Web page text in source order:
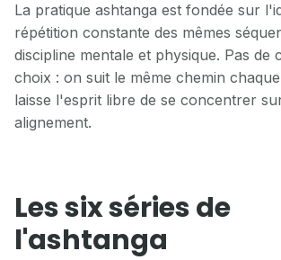
La pratique ashtanga est fondée sur
répétition constante des mêmes
discipline mentale et physique. Pas de
choix : on suit le même chemin
laisse l'esprit libre de se concentrer
alignement.
Les six séries de
l'ashtanga